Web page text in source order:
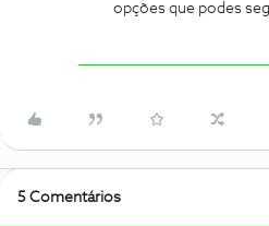
opções que podes
5 Comentários